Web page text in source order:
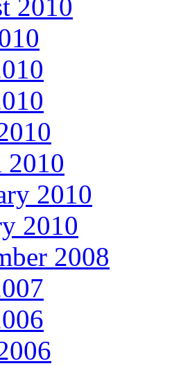
2010
2010
2010
2010
2008